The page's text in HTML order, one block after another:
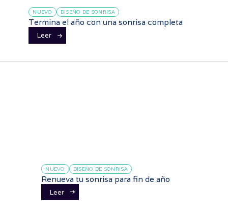
NUEVO DISEÑO DE SONRISA
Termina el año con una sonrisa completa
Leer
NUEVO DISEÑO DE SONRISA
Renueva tu sonrisa para fin de año
Leer